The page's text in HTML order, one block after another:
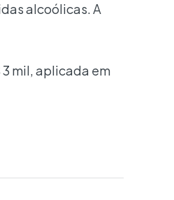
alcoólicas. A
mil, aplicada em